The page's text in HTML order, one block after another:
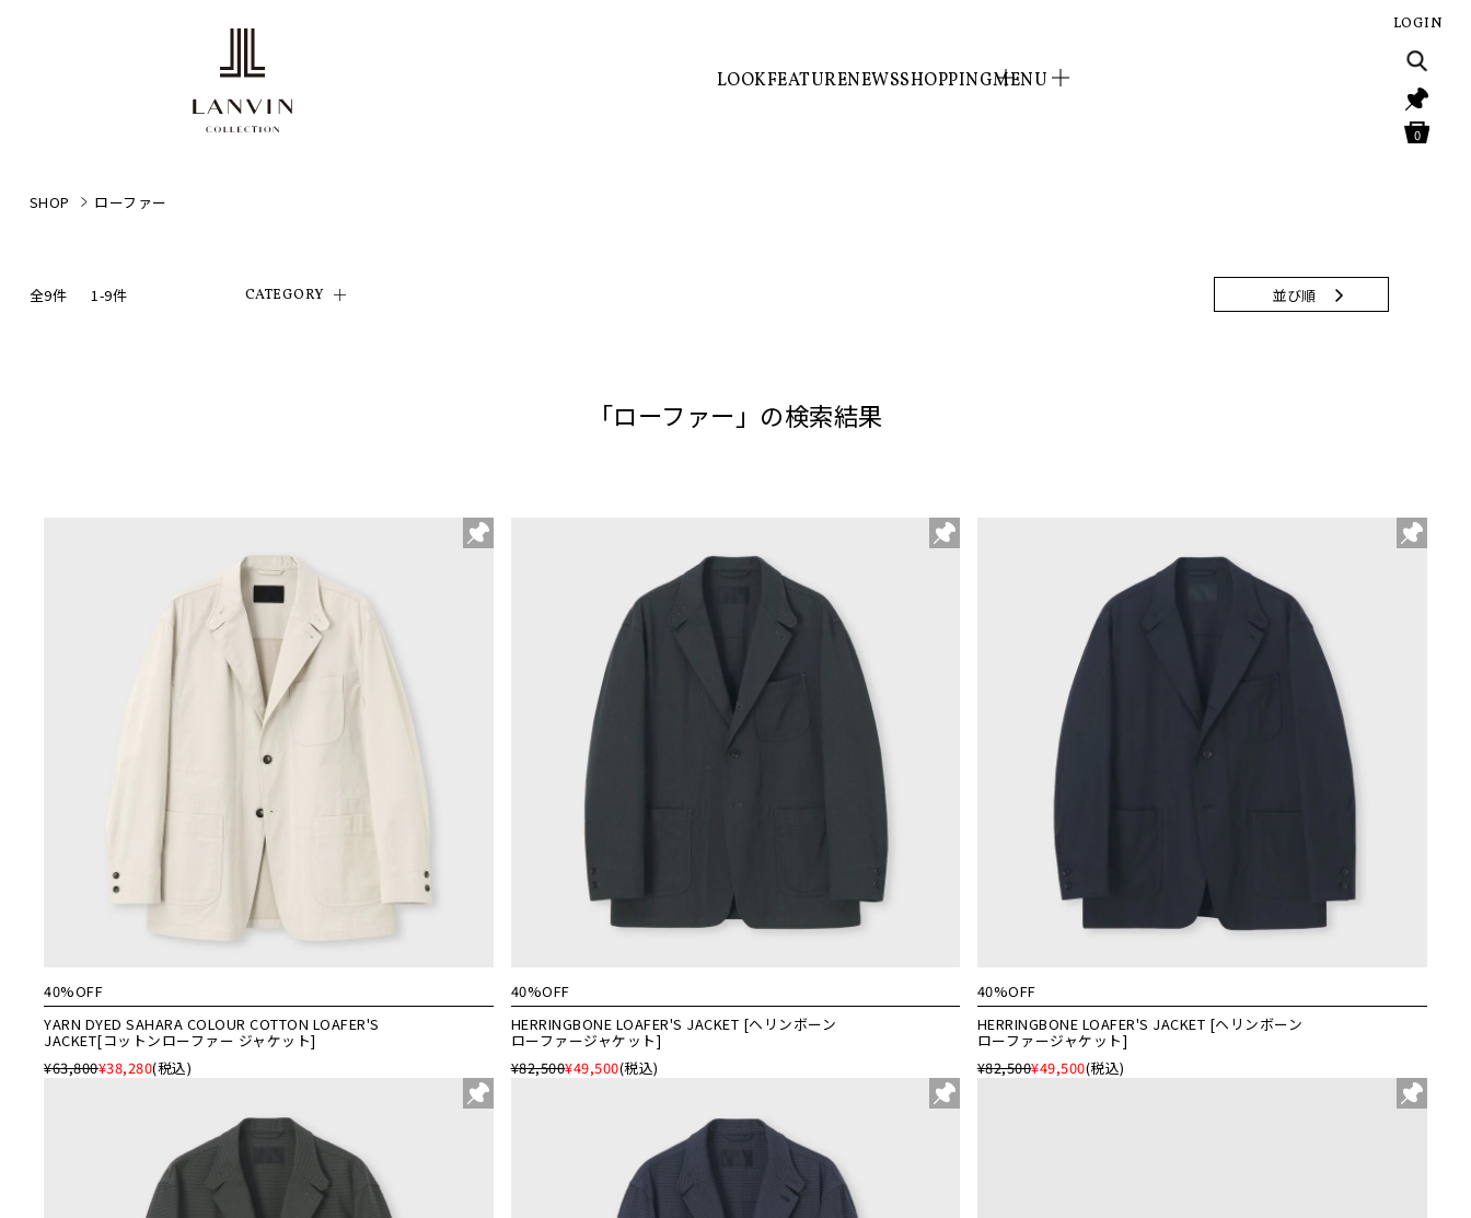
LOOKFEATURENEWSSHOPPINGMENU
LOGIN
0
SHOP ローファー
全9件 1-9件 CATEGORY 並び順
「ローファー」の検索結果
40%OFF
YARN DYED SAHARA COLOUR COTTON LOAFER'S
JACKET[コットンローファー ジャケット]
¥63,800¥38,280(税込)
40%OFF
HERRINGBONE LOAFER'S JACKET [ヘリンボーン
ローファージャケット]
¥82,500¥49,500(税込)
40%OFF
HERRINGBONE LOAFER'S JACKET [ヘリンボーン
ローファージャケット]
¥82,500¥49,500(税込)